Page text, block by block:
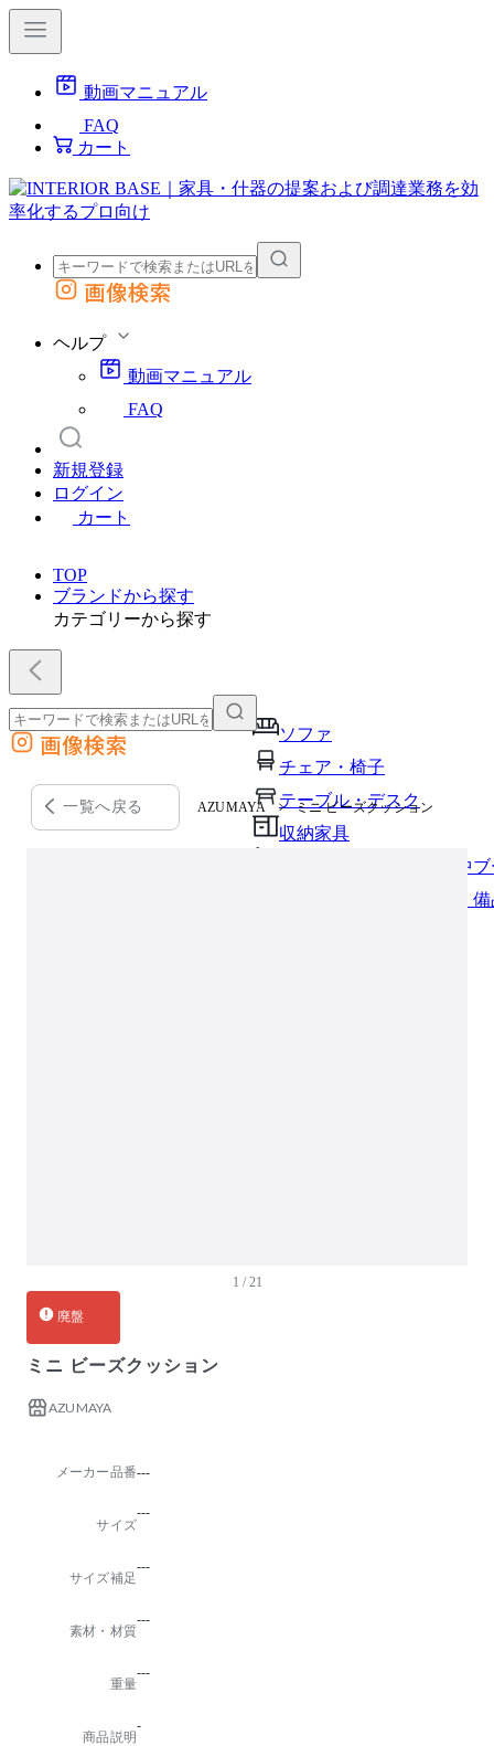
動画マニュアル
FAQ
カート
外部サイトの商品をカートに追加
画像検索
ヘルプ
動画マニュアル
FAQ
新規登録
ログイン
カート
TOP
ブランドから探す
カテゴリーから探す
ソファ
チェア・椅子
テーブル・デスク
収納家具
パーソナルブース・集中
オフィスアクセサリー・
外部サイトの商品をカートに追加
他のサイトで見つけた商品ページのURLを貼り付けて、カートに追加できます
画像検索
一覧へ戻る AZUMAYA ミニ ビーズクッション
1 / 21
廃盤
ミニ ビーズクッション
AZUMAYA
メーカー品番---
サイズ
---
サイズ補足
---
素材・材質
---
重量
---
商品説明
-